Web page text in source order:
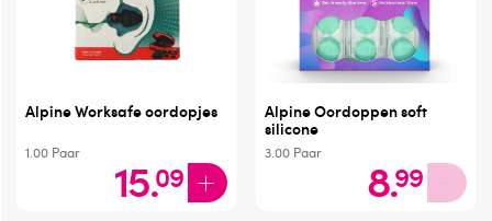
Alpine Worksafe oordopjes
1.00 Paar 15.09
Alpine Oordoppen soft
silicone
3.00 Paar 8.99